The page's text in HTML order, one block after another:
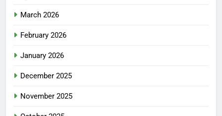
March 2026
February 2026
January 2026
December 2025
November 2025